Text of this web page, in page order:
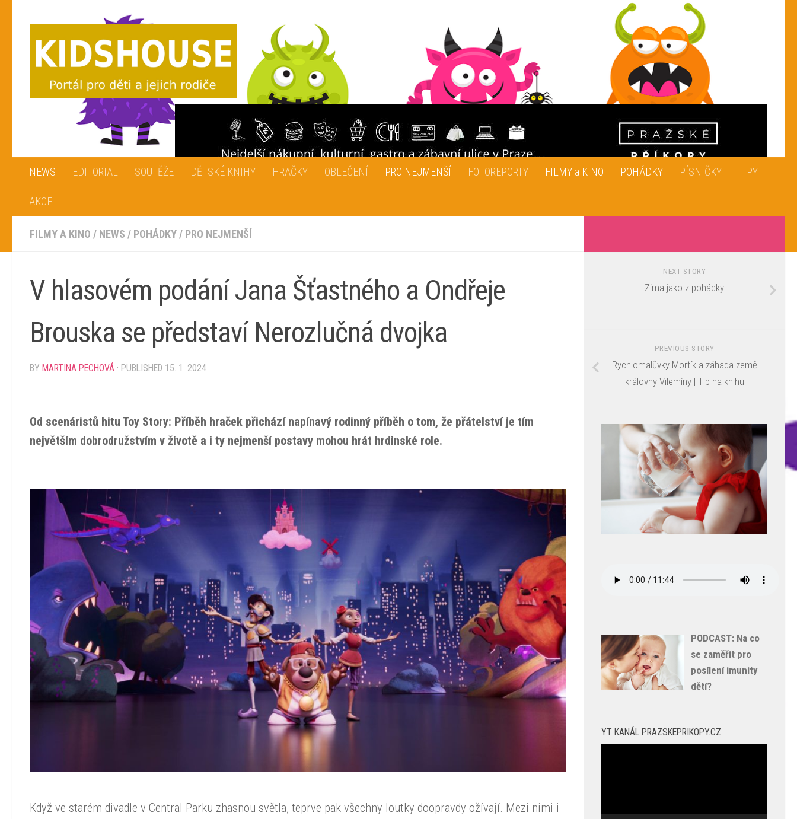
NEWS EDITORIAL SOUTĚŽE DĚTSKÉ KNIHY HRAČKY OBLEČENÍ PRO NEJMENŠÍ FOTOREPORTY FILMY a KINO POHÁDKY PÍSNIČKY TIPY
AKCE
FILMY A KINO / NEWS / POHÁDKY / PRO NEJMENŠÍ
V hlasovém podání Jana Šťastného a Ondřeje
Brouska se představí Nerozlučná dvojka
BY MARTINA PECHOVÁ · PUBLISHED 15. 1. 2024
Od scenáristů hitu Toy Story: Příběh hraček přichází napínavý rodinný příběh o tom, že přátelství je tím
největším dobrodružstvím v životě a i ty nejmenší postavy mohou hrát hrdinské role.
Když ve starém divadle v Central Parku zhasnou světla, teprve pak všechny loutky doopravdy ožívají. Mezi nimi i
NEXT STORY
Zima jako z pohádky
PREVIOUS STORY
Rychlomalůvky Mortík a záhada země
královny Vilemíny | Tip na knihu
PODCAST: Na co
se zaměřit pro
posílení imunity
dětí?
YT KANÁL PRAZSKEPRIKOPY.CZ